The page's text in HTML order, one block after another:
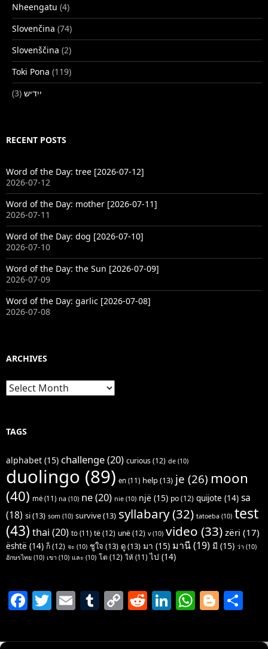
Nheengatu (4)
Slovenčina (74)
Slovenščina (2)
Toki Pona (119)
ייִדיש (3)
RECENT POSTS
Word of the Day: tree [2026-07-12]
2026-07-12
Word of the Day: mother [2026-07-11]
2026-07-11
Word of the Day: dog [2026-07-10]
2026-07-10
Word of the Day: the Sun [2026-07-09]
2026-07-09
Word of the Day: garlic [2026-07-08]
2026-07-08
ARCHIVES
Archives
TAGS
alphabet (15) challenge(20) curious(12) de (10)
duolingo (89) en (11) help(13) je (26) moon
(40) më (11) na (10) ne(20) nie (10) një (15) po(12) quijote (14) sa
(18) si(13) som (10) survive(13) syllabary(32) tatoeba (10) test
(43) thai (20) to (11) të(12) unë(12) v(10) video (33) zëri (17)
është (14) ก็(12) จะ (10) ชูใจ (13) ดู(13) มา (15) มานี(19) มี (15) ว่า (10)
อักษรไทย (10) เขา (10) และ (10) โต (12) ให้ (11) ไป (14)
F
c
T
itt
E
ai
T
m
C
p
R
d
Li
k
W
at
Bl
g ar